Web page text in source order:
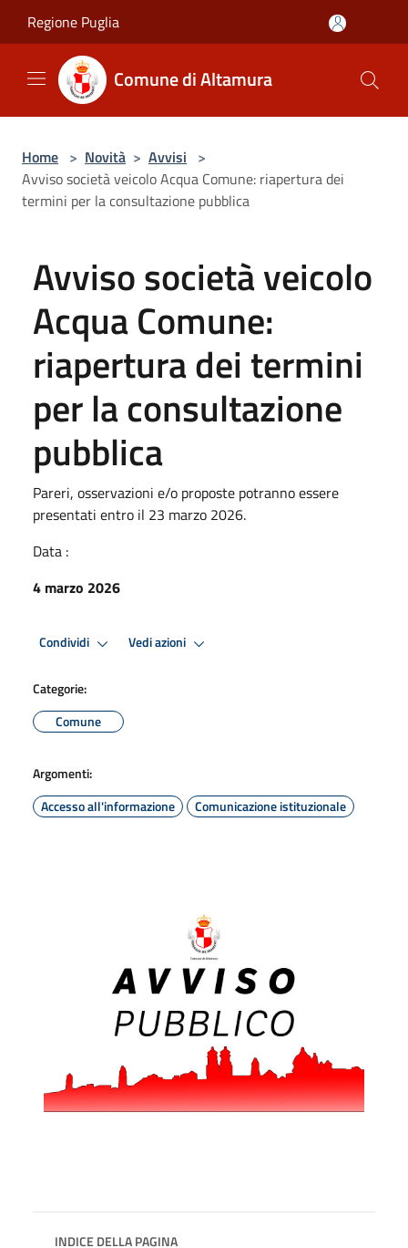
Regione Puglia
Comune di Altamura
Home > Novità > Avvisi >
Avviso società veicolo Acqua Comune: riapertura dei
termini per la consultazione pubblica
Avviso società veicolo
Acqua Comune:
riapertura dei termini
per la consultazione
pubblica
Pareri, osservazioni e/o proposte potranno essere
presentati entro il 23 marzo 2026.
Data :
4 marzo 2026
Condividi Vedi azioni
Categorie:
Comune
Argomenti:
Accesso all'informazione
Comunicazione istituzionale
INDICE DELLA PAGINA